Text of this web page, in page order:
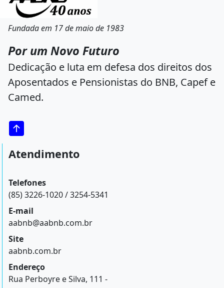
Fundada em 17 de maio de 1983
Por um Novo Futuro
Dedicação e luta em defesa dos direitos dos
Aposentados e Pensionistas do BNB, Capef e
Camed.
Atendimento
Telefones
(85) 3226-1020 / 3254-5341
E-mail
aabnb@aabnb.com.br
Site
aabnb.com.br
Endereço
Rua Perboyre e Silva, 111 -